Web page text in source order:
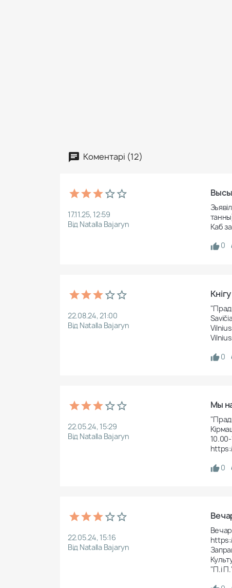
Коментарі (12)
17.11.25, 12:59
Від Natalla Bajaryn
Каб
0
22.08.24, 21:00
Від Natalla Bajaryn
0
22.05.24, 15:29
Від Natalla Bajaryn
Мы
0
22.05.24, 15:16
Від Natalla Bajaryn
"П.і